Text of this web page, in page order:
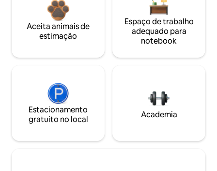
Aceita animais de
estimação
Espaço de trabalho
adequado para
notebook
Estacionamento
gratuito no local
Academia